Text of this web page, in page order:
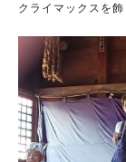
クライマックスを